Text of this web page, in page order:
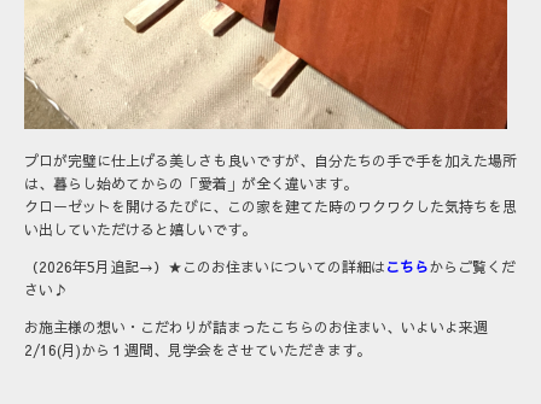
プロが完璧に仕上げる美しさも良いですが、自分たちの手で手を加えた場所
は、暮らし始めてからの「愛着」が全く違います。
クローゼットを開けるたびに、この家を建てた時のワクワクした気持ちを思
い出していただけると嬉しいです。
（2026年5月追記→）★このお住まいについての詳細はこちらからご覧くだ
さい♪
お施主様の想い・こだわりが詰まったこちらのお住まい、いよいよ来週
2/16(月)から１週間、見学会をさせていただきます。